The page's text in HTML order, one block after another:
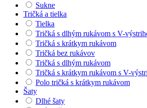
Sukne
Tričká a tielka
Tielka
Tričká s dlhým rukávom s V-
Tričká s krátkym rukávom
Tričká bez rukávov
Tričká s dlhým rukávom
Tričká s krátkym rukávom s V-
Polo tričká s krátkym rukávom
Šaty
Dlhé šaty